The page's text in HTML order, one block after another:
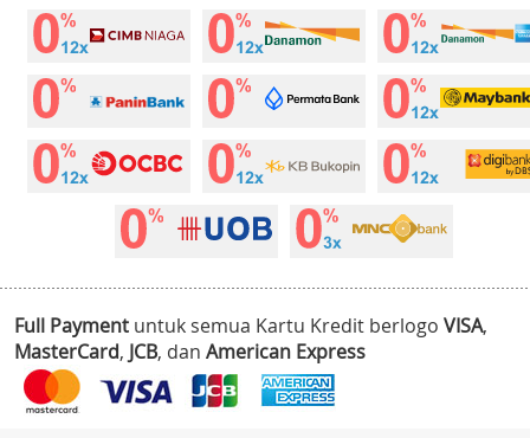
Full Payment untuk semua Kartu Kredit berlogo VISA,
MasterCard, JCB, dan American Express